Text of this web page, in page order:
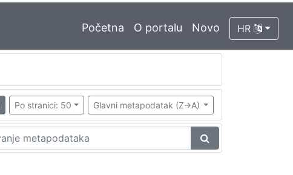
Početna O portalu Novo HR
Po stranici: 50 Glavni metapodatak (Z->A)